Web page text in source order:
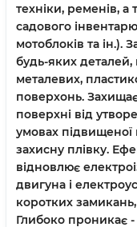
техніки, ременів,
садового
мотоблоків та ін.).
будь-яких
металевих,
поверхонь. Захищає
поверхні від
умовах підвищеної
захисну плівку.
відновлює
двигуна і
коротких
Глибоко проникає -